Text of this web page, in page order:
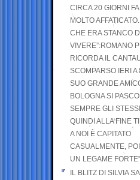
CIRCA 20 GIORNI
MOLTO
CHE ERA STANCO DI
VIVERE”:ROMANO
RICORDA IL
SCOMPARSO IERI A
SUO GRANDE
BOLOGNA SI
SEMPRE GLI
QUINDI ALLA FINE
A NOI È CAPITATO
CASUALMENTE,
UN LEGAME FORTE”
IL BLITZ DI SILVIA